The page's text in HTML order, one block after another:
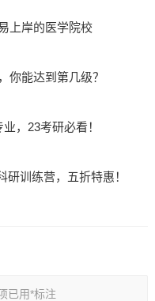
上岸的医学院校
你能达到第几级？
，23考研必看！
研训练营，五折特惠！
已用*标注